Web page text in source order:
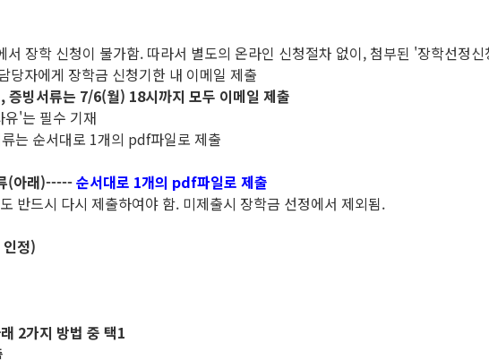
장학 신청이 불가함. 따라서 별도의 온라인 신청절차 없이, 첨부된 '장학선정
당자에게 장학금 신청기한 내 이메일 제출
빙서류는 7/6(월) 18시까지 모두 이메일 제출
'는 필수 기재
는 순서대로 1개의 pdf파일로 제출
(아래)-----순서대로 1개의 pdf파일로 제출
반드시 다시 제출하여야 함. 미제출시 장학금 선정에서 제외됨.
정)
2가지 방법 중 택1